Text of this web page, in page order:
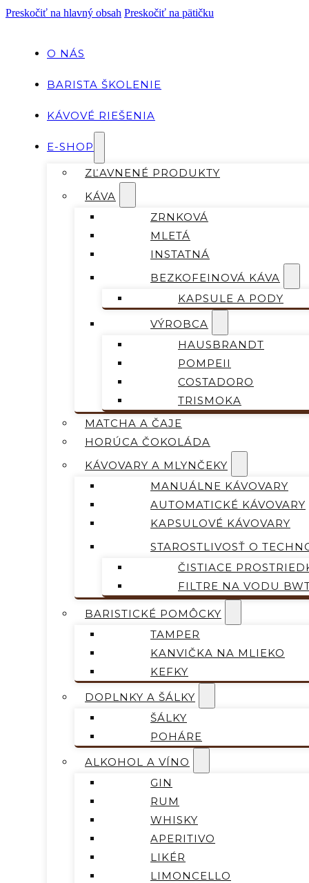
Preskočiť na hlavný obsah Preskočiť na pätičku
O NÁS
BARISTA ŠKOLENIE
KÁVOVÉ RIEŠENIA
E-SHOP
ZĽAVNENÉ PRODUKTY
KÁVA
ZRNKOVÁ
MLETÁ
INSTATNÁ
BEZKOFEINOVÁ KÁVA
KAPSULE A PODY
VÝROBCA
HAUSBRANDT
POMPEII
COSTADORO
TRISMOKA
MATCHA A ČAJE
HORÚCA ČOKOLÁDA
KÁVOVARY A MLYNČEKY
MANUÁLNE KÁVOVARY
AUTOMATICKÉ KÁVOVARY
KAPSULOVÉ KÁVOVARY
STAROSTLIVOSŤ O
ČISTIACE
FILTRE NA VODU
BARISTICKÉ POMÔCKY
TAMPER
KANVIČKA NA MLIEKO
KEFKY
DOPLNKY A ŠÁLKY
ŠÁLKY
POHÁRE
ALKOHOL A VÍNO
GIN
RUM
WHISKY
APERITIVO
LIKÉR
LIMONCELLO